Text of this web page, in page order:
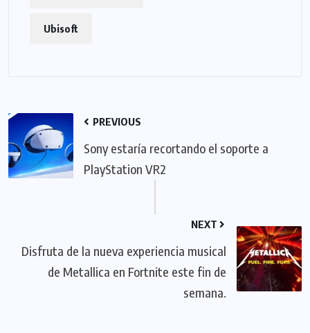
Ubisoft
PREVIOUS
Sony estaría recortando el soporte a
PlayStation VR2
NEXT
Disfruta de la nueva experiencia musical
de Metallica en Fortnite este fin de
semana.